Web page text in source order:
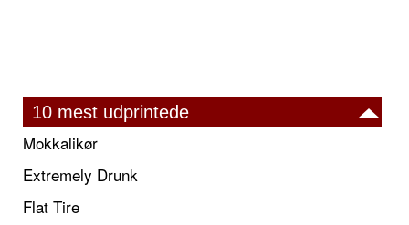
10 mest udprintede
Mokkalikør
Extremely Drunk
Flat Tire